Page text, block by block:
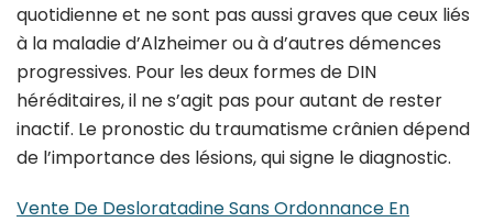
quotidienne et ne sont pas aussi graves que ceux liés
à la maladie d’Alzheimer ou à d’autres démences
progressives. Pour les deux formes de DIN
héréditaires, il ne s’agit pas pour autant de rester
inactif. Le pronostic du traumatisme crânien dépend
de l’importance des lésions, qui signe le diagnostic.
Vente De Desloratadine Sans Ordonnance En